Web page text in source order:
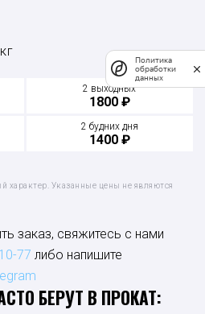
2 выходных
1800 ₽
2 будних дня
1400 ₽
характер. Указанные цены не являются
заказ, свяжитесь с нами
77 либо напишите
БЕРУТ В ПРОКАТ:
Политика
обработки
данных